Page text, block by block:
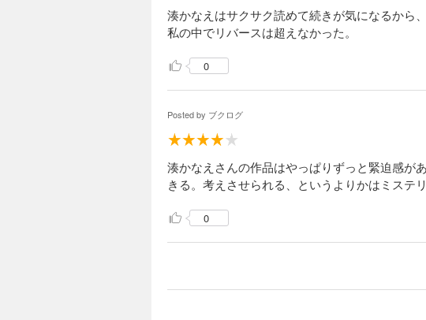
湊かなえはサクサク読めて続きが気になるから
私の中でリバースは超えなかった。
0
Posted by ブクログ
湊かなえさんの作品はやっぱりずっと緊迫感が
きる。考えさせられる、というよりかはミステ
0